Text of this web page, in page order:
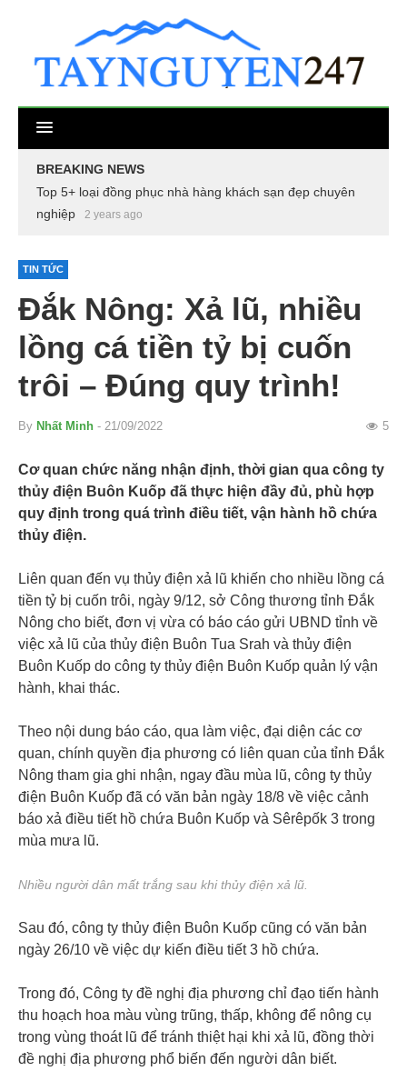
BREAKING NEWS
Top 5+ loại đồng phục nhà hàng khách sạn đẹp chuyên
nghiệp
2 years ago
TIN TỨC
Đắk Nông: Xả lũ, nhiều
lồng cá tiền tỷ bị cuốn
trôi – Đúng quy trình!
By Nhất Minh - 21/09/2022 5
Cơ quan chức năng nhận định, thời gian qua công ty
thủy điện Buôn Kuốp đã thực hiện đầy đủ, phù hợp
quy định trong quá trình điều tiết, vận hành hồ chứa
thủy điện.
Liên quan đến vụ thủy điện xả lũ khiến cho nhiều lồng cá
tiền tỷ bị cuốn trôi, ngày 9/12, sở Công thương tỉnh Đắk
Nông cho biết, đơn vị vừa có báo cáo gửi UBND tỉnh về
việc xả lũ của thủy điện Buôn Tua Srah và thủy điện
Buôn Kuốp do công ty thủy điện Buôn Kuốp quản lý vận
hành, khai thác.
Theo nội dung báo cáo, qua làm việc, đại diện các cơ
quan, chính quyền địa phương có liên quan của tỉnh Đắk
Nông tham gia ghi nhận, ngay đầu mùa lũ, công ty thủy
điện Buôn Kuốp đã có văn bản ngày 18/8 về việc cảnh
báo xả điều tiết hồ chứa Buôn Kuốp và Sêrêpốk 3 trong
mùa mưa lũ.
Nhiều người dân mất trắng sau khi thủy điện xả lũ.
Sau đó, công ty thủy điện Buôn Kuốp cũng có văn bản
ngày 26/10 về việc dự kiến điều tiết 3 hồ chứa.
Trong đó, Công ty đề nghị địa phương chỉ đạo tiến hành
thu hoạch hoa màu vùng trũng, thấp, không để nông cụ
trong vùng thoát lũ để tránh thiệt hại khi xả lũ, đồng thời
đề nghị địa phương phổ biến đến người dân biết.